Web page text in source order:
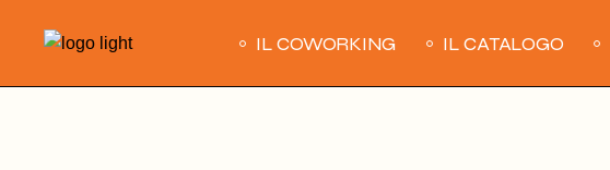
IL COWORKING IL CATALOGO